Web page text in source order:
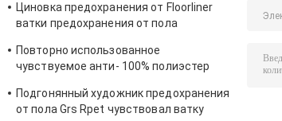
Циновка предохранения от Floorliner
ватки предохранения от пола
Повторно использованное
чувствуемое анти- 100% полиэстер
протектора пола выскальзывания
Подгонянный художник предохранения
от пола Grs Rpet чувствовал ватку